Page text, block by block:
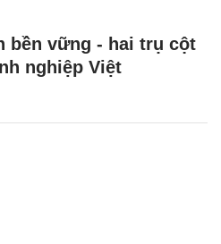
bền vững - hai trụ cột
nghiệp Việt